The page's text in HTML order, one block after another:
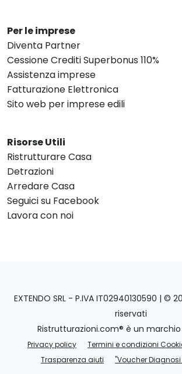
Per le imprese
Diventa Partner
Cessione Crediti Superbonus 110%
Assistenza imprese
Fatturazione Elettronica
Sito web per imprese edili
Risorse Utili
Ristrutturare Casa
Detrazioni
Arredare Casa
Seguici su Facebook
Lavora con noi
EXTENDO SRL - P.IVA IT02940130590 | ©
riservati
Ristrutturazioni.com® è un
Privacy policy Termini e condizioni
Trasparenza aiuti
"Voucher